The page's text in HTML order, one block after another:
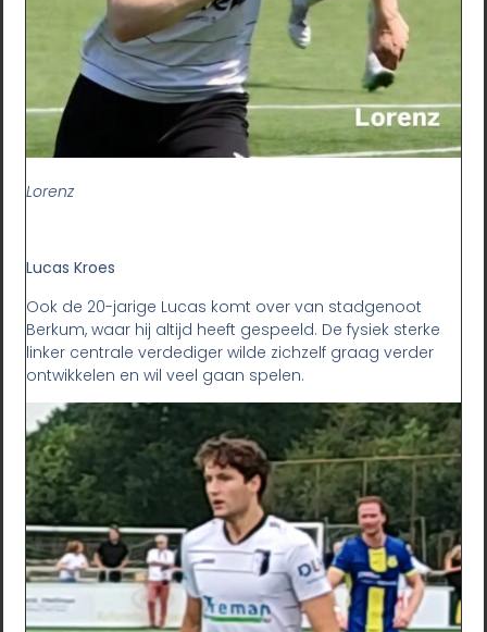
Lorenz
Lucas Kroes
Ook de 20-jarige Lucas komt over van stadgenoot
Berkum, waar hij altijd heeft gespeeld. De fysiek sterke
linker centrale verdediger wilde zichzelf graag verder
ontwikkelen en wil veel gaan spelen.